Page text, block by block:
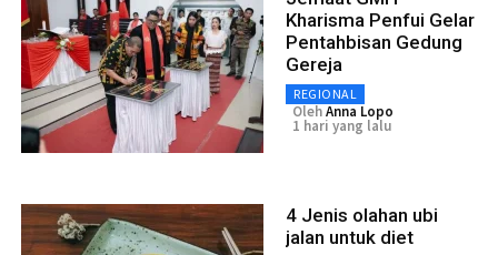
Kharisma Penfui Gelar
Pentahbisan Gedung
Gereja
REGIONAL
OlehAnna Lopo
1 hari yang lalu
4 Jenis olahan ubi
jalan untuk diet